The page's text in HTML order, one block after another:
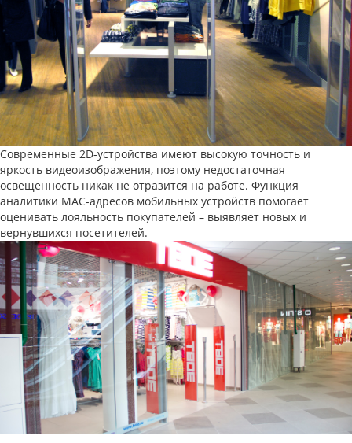
Современные 2D-устройства имеют высокую точность и
яркость видеоизображения, поэтому недостаточная
освещенность никак не отразится на работе. Функция
аналитики MAC-адресов мобильных устройств помогает
оценивать лояльность покупателей – выявляет новых и
вернувшихся посетителей.